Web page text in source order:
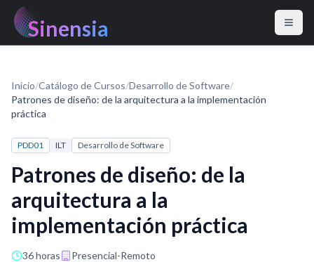
Sinensia
Inicio/Catálogo de Cursos/Desarrollo de Software/
Patrones de diseño: de la arquitectura a la implementación
práctica
PDD01 ILT Desarrollo de Software
Patrones de diseño: de la
arquitectura a la
implementación práctica
36 horas Presencial-Remoto